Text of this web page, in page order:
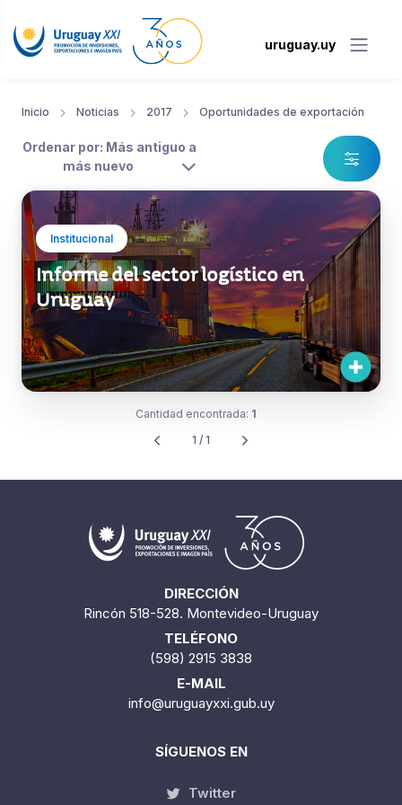
uruguay.uy
Inicio Noticias 2017 Oportunidades de exportación
Ordenar por: Más antiguo a
más nuevo
Institucional
Informe del sector logístico en
Uruguay
Cantidad encontrada: 1
1 / 1
DIRECCIÓN
Rincón 518-528. Montevideo-Uruguay
TELÉFONO
(598) 2915 3838
E-MAIL
info@uruguayxxi.gub.uy
SÍGUENOS EN
Twitter